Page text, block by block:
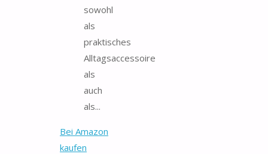
sowohl
als
praktisches
Alltagsaccessoire
als
auch
als...
Bei Amazon
kaufen